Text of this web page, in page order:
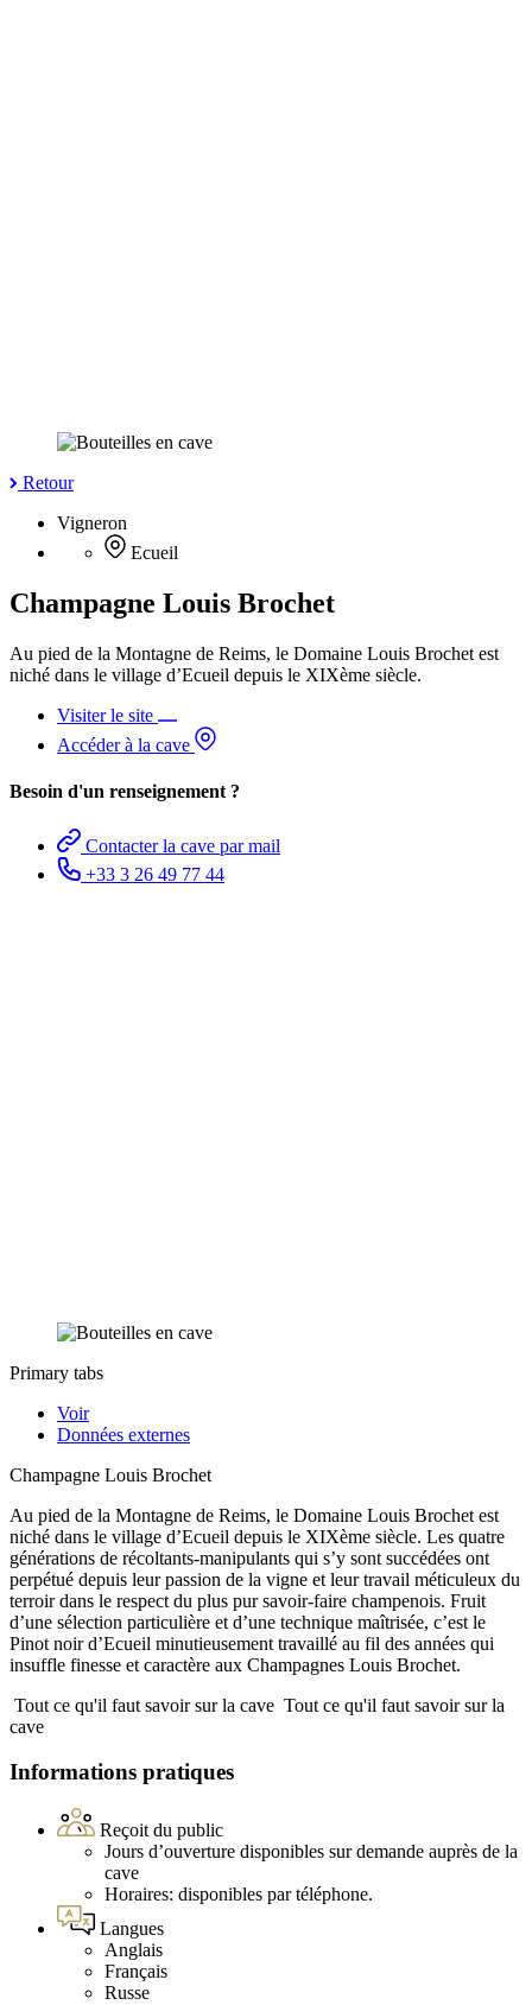
Retour
Vigneron
Ecueil
Champagne Louis Brochet
Au pied de la Montagne de Reims, le Domaine Louis Brochet est
niché dans le village d’Ecueil depuis le XIXème siècle.
Visiter le site
Accéder à la cave
Besoin d'un renseignement ?
Contacter la cave par mail
+33 3 26 49 77 44
Primary tabs
Voir
Données externes
Champagne Louis Brochet
Au pied de la Montagne de Reims, le Domaine Louis Brochet est
niché dans le village d’Ecueil depuis le XIXème siècle. Les quatre
générations de récoltants-manipulants qui s’y sont succédées ont
perpétué depuis leur passion de la vigne et leur travail méticuleux du
terroir dans le respect du plus pur savoir-faire champenois. Fruit
d’une sélection particulière et d’une technique maîtrisée, c’est le
Pinot noir d’Ecueil minutieusement travaillé au fil des années qui
insuffle finesse et caractère aux Champagnes Louis Brochet.
Tout ce qu'il faut savoir sur la cave Tout ce qu'il faut savoir sur la
cave
Informations pratiques
Reçoit du public
Jours d’ouverture disponibles sur demande auprès de la
cave
Horaires: disponibles par téléphone.
Langues
Anglais
Français
Russe